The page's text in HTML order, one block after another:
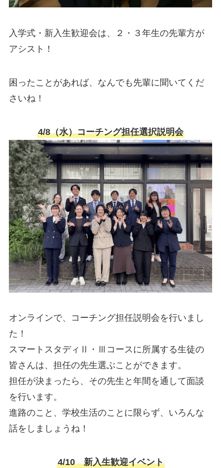
入学式・新入生歓迎会は、２・３年生の先輩方が
アシスト！
困ったことがあれば、なんでも先輩に聞いてくだ
さいね！
4/8（水）コーチング担任選択説明会
オンラインで、コーチング担任説明会を行いまし
た！
スマートスタディⅡ・Ⅲコースに所属する生徒の
皆さんは、担任の先生選ぶことができます。
担任が決まったら、その先生と年間を通して面談
を行います。
進路のこと、学校生活のことに限らず、いろんな
話をしましょうね！
4/10 新入生歓迎イベント